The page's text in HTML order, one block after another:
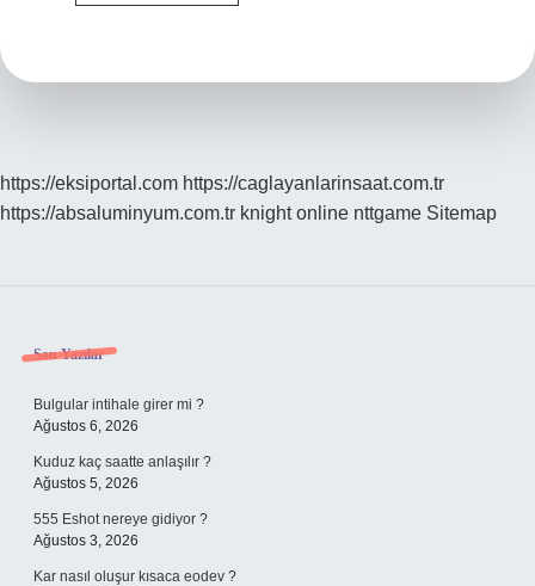
Zina
https://eksiportal.com https://caglayanlarinsaat.com.tr
https://absaluminyum.com.tr knight online nttgame Sitemap
Sidebar
Son Yazılar
Bulgular intihale girer mi ?
Ağustos 6, 2026
Kuduz kaç saatte anlaşılır ?
Ağustos 5, 2026
555 Eshot nereye gidiyor ?
Ağustos 3, 2026
Kar nasıl oluşur kısaca eodev ?